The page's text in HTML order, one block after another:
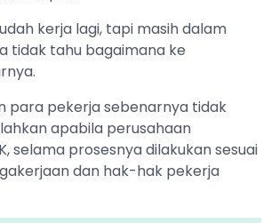
kerja lagi, tapi masih dalam
tidak tahu bagaimana ke
para pekerja sebenarnya tidak
apabila perusahaan
selama prosesnya dilakukan sesuai
dan hak-hak pekerja